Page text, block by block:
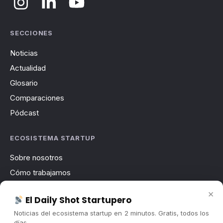
SECCIONES
Noticias
Actualidad
Glosario
Comparaciones
Pódcast
ECOSISTEMA STARTUP
Sobre nosotros
Cómo trabajamos
Contacto
Publicidad
×
El Daily Shot Startupero
Noticias del ecosistema startup en 2 minutos. Gratis, todos los